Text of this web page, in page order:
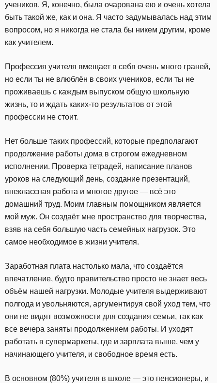
учеников. Я, конечно, была очарована ею и очень хотела
быть такой же, как и она. Я часто задумывалась над этим
вопросом, но я никогда не стала бы никем другим, кроме
как учителем.
Профессия учителя вмещает в себя очень много граней,
но если ты не влюблён в своих учеников, если ты не
проживаешь с каждым выпуском общую школьную
жизнь, то и ждать каких-то результатов от этой
профессии не стоит.
Нет больше таких профессий, которые предполагают
продолжение работы дома в строгом ежедневном
исполнении. Проверка тетрадей, написание планов
уроков на следующий день, создание презентаций,
внеклассная работа и многое другое — всё это
домашний труд. Моим главным помощником является
мой муж. Он создаёт мне пространство для творчества,
взяв на себя большую часть семейных нагрузок. Это
самое необходимое в жизни учителя.
Заработная плата настолько мала, что создаётся
впечатление, будто правительство просто не знает весь
объём нашей нагрузки. Молодые учителя выдерживают
полгода и увольняются, аргументируя свой уход тем, что
они не видят возможности для создания семьи, так как
все вечера заняты продолжением работы. И уходят
работать в супермаркеты, где и зарплата выше, чем у
начинающего учителя, и свободное время есть.
В основном (80%) учителя в школе — это пенсионеры, и